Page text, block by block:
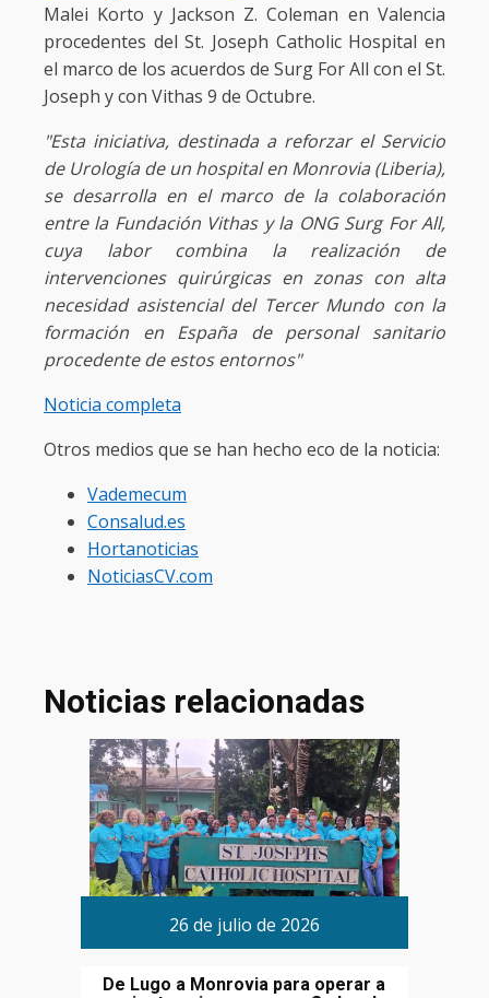
Malei Korto y Jackson Z. Coleman en Valencia
procedentes del St. Joseph Catholic Hospital en
el marco de los acuerdos de Surg For All con el St.
Joseph y con Vithas 9 de Octubre.
"Esta iniciativa, destinada a reforzar el Servicio
de Urología de un hospital en Monrovia (Liberia),
se desarrolla en el marco de la colaboración
entre la Fundación Vithas y la ONG Surg For All,
cuya labor combina la realización de
intervenciones quirúrgicas en zonas con alta
necesidad asistencial del Tercer Mundo con la
formación en España de personal sanitario
procedente de estos entornos"
Noticia completa
Otros medios que se han hecho eco de la noticia:
Vademecum
Consalud.es
Hortanoticias
NoticiasCV.com
Noticias relacionadas
26 de julio de 2026
De Lugo a Monrovia para operar a